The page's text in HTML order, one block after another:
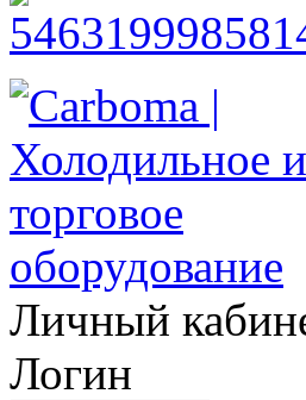
Личный
Логин